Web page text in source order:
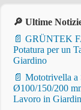
🔎 Ultime
📄 GRÜNTEK
Potatura per un
Giardino
📄 Mototrivella
Ø100/150/200
Lavoro in